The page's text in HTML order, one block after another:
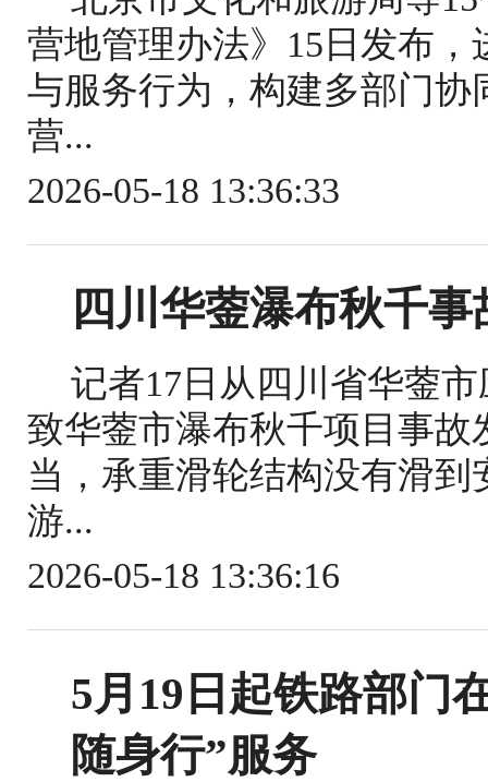
营地管理办法》15日发布
与服务行为，构建多部门
营...
2026-05-18 13:36:33
四川华蓥瀑布秋千
记者17日从四川省华蓥
致华蓥市瀑布秋千项目事
当，承重滑轮结构没有滑
游...
2026-05-18 13:36:16
5月19日起铁路部门
随身行”服务